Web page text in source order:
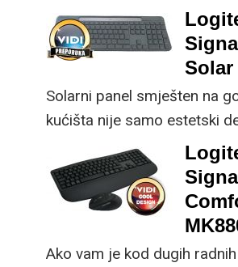
ključne
male
osjetno
kupnji.
Solar
Solarni panel smješten na
kućišta nije samo estetski
dio koncepta ovog
energiju prirodnog ili
rad.
Ako vam je kod dugih